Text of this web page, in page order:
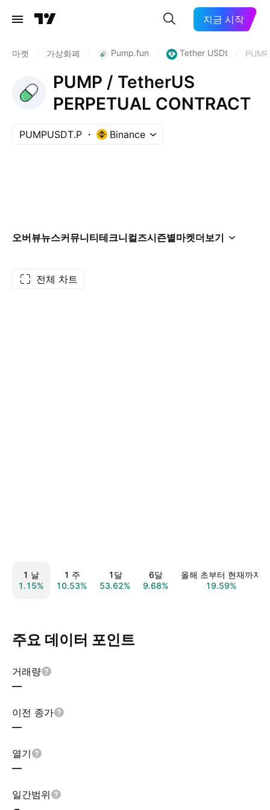
지금 시작
마켓 가상화폐 Pump.fun Tether USDt
PUMP / TetherUS
PERPETUAL CONTRACT
PUMPUSDT.P Binance
오버뷰뉴스커뮤니티테크니컬즈시즌별마켓더보기
전체 차트
1 날
1.15%
1 주
10.53%
1달
53.62%
6달
9.68%
올해 초부터 현재까지
19.59%
주요 데이터 포인트
거래량
—
이전 종가
—
열기
—
일간범위